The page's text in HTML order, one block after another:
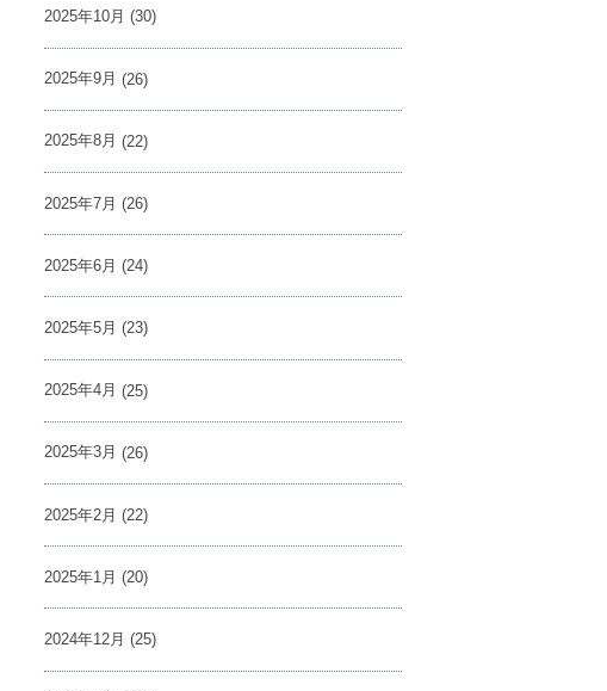
2025年10月 (30)
2025年9月 (26)
2025年8月 (22)
2025年7月 (26)
2025年6月 (24)
2025年5月 (23)
2025年4月 (25)
2025年3月 (26)
2025年2月 (22)
2025年1月 (20)
2024年12月 (25)